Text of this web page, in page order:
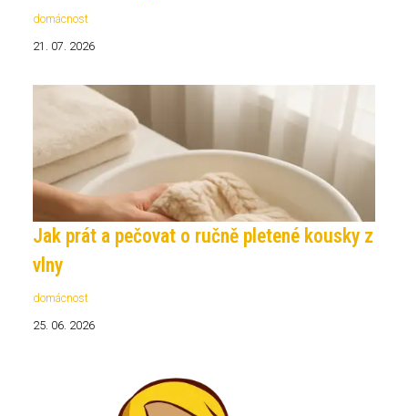
domácnost
21. 07. 2026
Jak prát a pečovat o ručně pletené kousky z
vlny
domácnost
25. 06. 2026